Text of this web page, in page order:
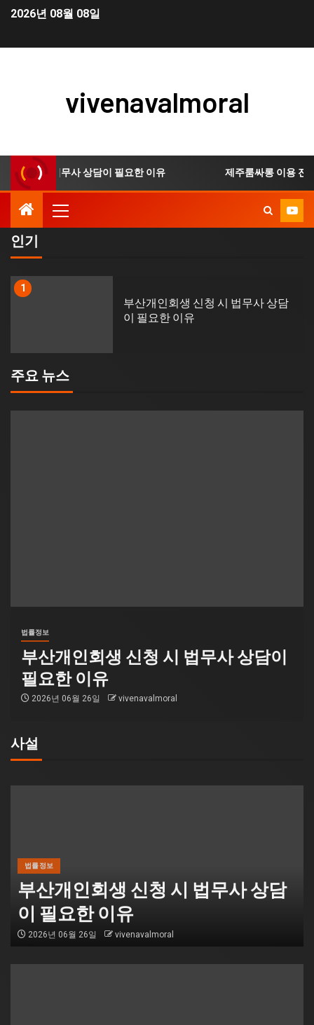
2026년 08월 08일
vivenavalmoral
청 시 법무사 상담이 필요한 이유 제주룸싸롱 이용 전 확
인기
1
부산개인회생 신청 시 법무사 상담
이 필요한 이유
주요 뉴스
법률정보
부산개인회생 신청 시 법무사 상담이
필요한 이유
2026년 06월 26일 vivenavalmoral
사설
법률정보
부산개인회생 신청 시 법무사 상담
이 필요한 이유
2026년 06월 26일 vivenavalmoral